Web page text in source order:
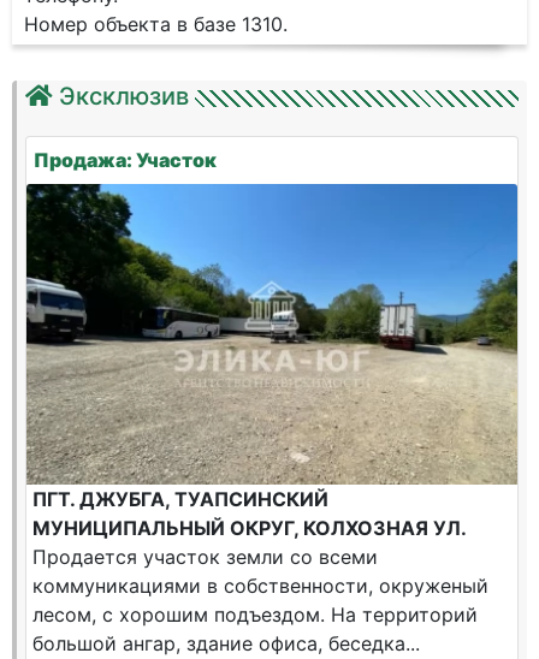
Номер объекта в базе 1310.
Эксклюзив
Продажа: Участок
ПГТ. ДЖУБГА, ТУАПСИНСКИЙ
МУНИЦИПАЛЬНЫЙ ОКРУГ, КОЛХОЗНАЯ УЛ.
Продается участок земли со всеми
коммуникациями в собственности, окруженый
лесом, с хорошим подъездом. На территорий
большой ангар, здание офиса, беседка...